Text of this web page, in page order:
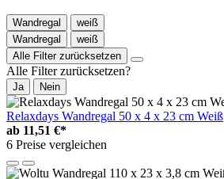
Wandregal
weiß
Wandregal
weiß
Alle Filter zurücksetzen
Alle Filter zurücksetzen?
Ja Nein
Relaxdays Wandregal 50 x 4 x 23 cm Weiß
ab 11,51 €*
6 Preise vergleichen